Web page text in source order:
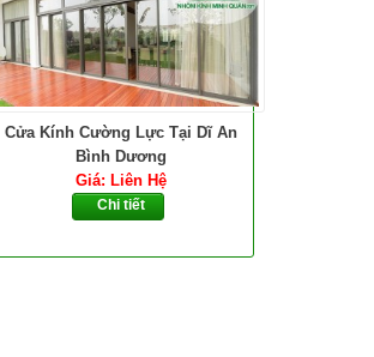
Cửa Kính Cường Lực Tại Dĩ An
Bình Dương
Giá: Liên Hệ
Chi tiết